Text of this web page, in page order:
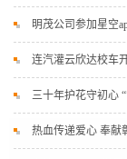
明茂公司参加星空
连汽灌云欣达校车
三十年护花守初心
热血传递爱心 奉献